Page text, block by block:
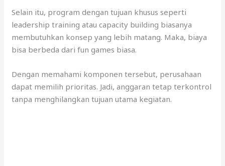
Selain itu, program dengan tujuan khusus seperti
leadership training atau capacity building biasanya
membutuhkan konsep yang lebih matang. Maka, biaya
bisa berbeda dari fun games biasa.
Dengan memahami komponen tersebut, perusahaan
dapat memilih prioritas. Jadi, anggaran tetap terkontrol
tanpa menghilangkan tujuan utama kegiatan.